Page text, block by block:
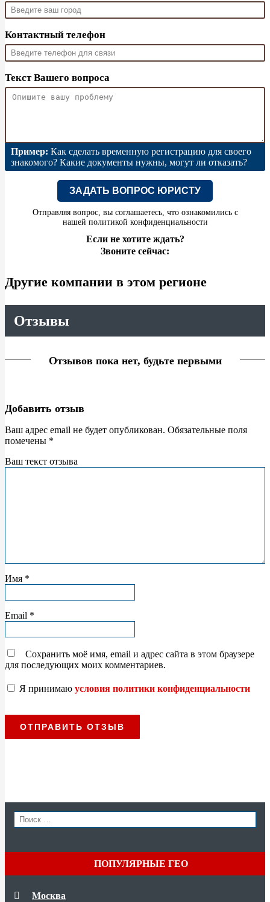
Контактный телефон
Текст Вашего вопроса
Пример: Как сделать временную регистрацию для своего
знакомого? Какие документы нужны, могут ли отказать?
ЗАДАТЬ ВОПРОС ЮРИСТУ
Отправляя вопрос, вы соглашаетесь, что ознакомились с
нашей политикой конфиденциальности
Если не хотите ждать?
Звоните сейчас:
Другие компании в этом регионе
Отзывы
Отзывов пока нет, будьте первыми
Добавить отзыв
Ваш адрес email не будет опубликован. Обязательные поля
помечены *
Ваш текст отзыва
Имя *
Email *
Сохранить моё имя, email и адрес сайта в этом браузере
для последующих моих комментариев.
Я принимаю условия политики конфиденциальности
Search
for:
ПОПУЛЯРНЫЕ ГЕО
Москва